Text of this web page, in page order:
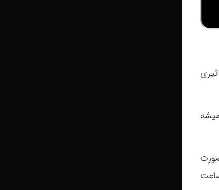
20 دقیقه طول میکشه تا آب وارد گردش خون بشه و بعدش حدود 4 ساعت